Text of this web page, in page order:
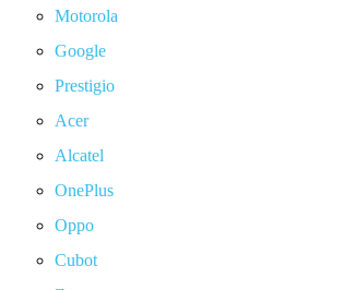
Motorola
Google
Prestigio
Acer
Alcatel
OnePlus
Oppo
Cubot